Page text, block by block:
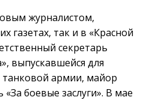
журналистом,
газетах, так и в «Красной
секретарь
выпускавшейся для
танковой армии, майор
боевые заслуги». В мае